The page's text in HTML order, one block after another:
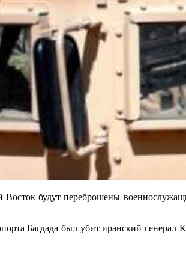
Восток будут переброшены
Багдада был убит иранский генерал